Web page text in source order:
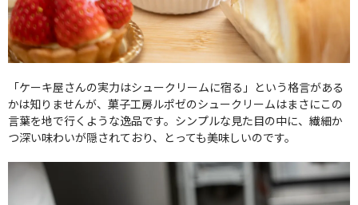
「ケーキ屋さんの実力はシュークリームに宿る」という格言がある
かは知りませんが、菓子工房ルポゼのシュークリームはまさにこの
言葉を地で行くような逸品です。シンプルな見た目の中に、繊細か
つ深い味わいが隠されており、とっても美味しいのです。